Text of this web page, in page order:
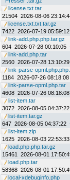
license.txt.tar
21504 2026-08-06
license.txt.txt.tar.gz
7422 2026-07-19 05:59:12
link-add.php.php.tar.gz
604 2026-07-28 00:10:05
link-add.php.tar
2560 2026-07-28 13:10:29
link-parse-
1184 2026-07-26 08:18:08
link-parse-opml.php.tar
4608 2026-07-26 08:18:08
list-item.tar
3072 2026-08-05 04:37:22
list-item.tar.gz
647 2026-08-05 04:37:22
list-item.zip
1625 2026-08-03 22:53:33
load.php.php.tar.gz
15461
2026-08-01
load.php.tar
58368 2026-08-01
local-xdebuginfo.php